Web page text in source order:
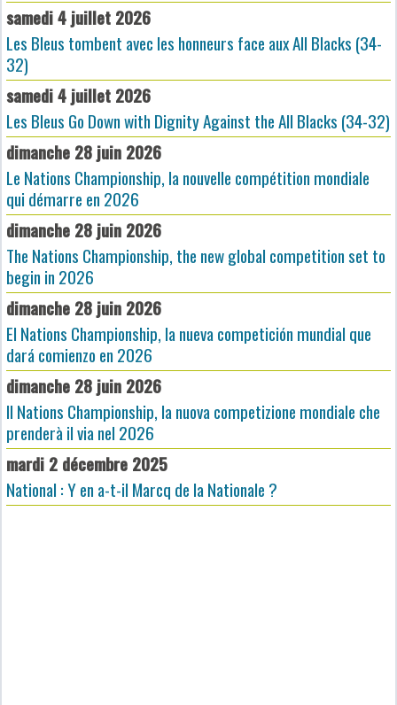
samedi 4 juillet 2026
Les Bleus tombent avec les honneurs face aux All Blacks (34-
32)
samedi 4 juillet 2026
Les Bleus Go Down with Dignity Against the All Blacks (34-32)
dimanche 28 juin 2026
Le Nations Championship, la nouvelle compétition mondiale
qui démarre en 2026
dimanche 28 juin 2026
The Nations Championship, the new global competition set to
begin in 2026
dimanche 28 juin 2026
El Nations Championship, la nueva competición mundial que
dará comienzo en 2026
dimanche 28 juin 2026
Il Nations Championship, la nuova competizione mondiale che
prenderà il via nel 2026
mardi 2 décembre 2025
National : Y en a-t-il Marcq de la Nationale ?